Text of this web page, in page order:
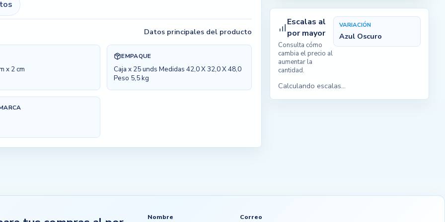
Datos principales del producto
x 2 cm
EMPAQUE
Caja x 25 unds Medidas 42,0 X 32,0 X 48,0
Peso 5,5 kg
Escalas al
por mayor
Consulta cómo
cambia el precio al
aumentar la
cantidad.
VARIACIÓN
Azul Oscuro
Calculando escalas...
Nombre Correo